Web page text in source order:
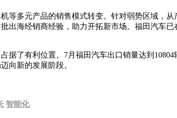
多元产品的销售模式转变。针对弱势区域，
海经销商经验，助力开拓新市场。福田汽车已
了有利位置。7月福田汽车出口销量达到
向新的发展阶段。
智能化